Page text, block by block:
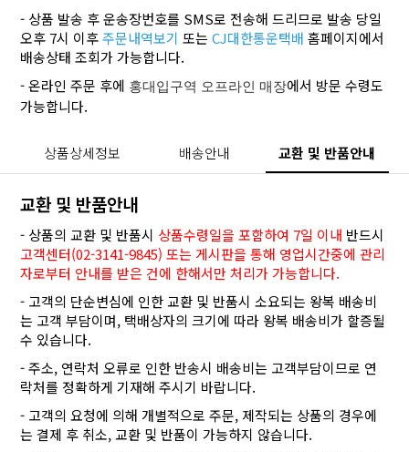
- 상품 발송 후 운송장번호를 SMS로 전송해 드리므로 발송 당일
오후 7시 이후주문내역보기 또는CJ대한통운택배 홈페이지에서
배송상태 조회가 가능합니다.
- 온라인 주문 후에 홍대입구역 오프라인 매장에서 방문 수령도
가능합니다.
상품상세정보 배송안내 교환 및 반품안내
교환 및 반품안내
- 상품의 교환 및 반품시 상품수령일을 포함하여 7일 이내 반드시
고객센터(02-3141-9845) 또는 게시판을 통해 영업시간중에 관리
자로부터 안내를 받은 건에 한해서만 처리가 가능합니다.
- 고객의 단순변심에 인한 교환 및 반품시 소요되는 왕복 배송비
는 고객 부담이며, 택배상자의 크기에 따라 왕복 배송비가 할증될
수 있습니다.
- 주소, 연락처 오류로 인한 반송시 배송비는 고객부담이므로 연
락처를 정확하게 기재해 주시기 바랍니다.
- 고객의 요청에 의해 개별적으로 주문, 제작되는 상품의 경우에
는 결제 후 취소, 교환 및 반품이 가능하지 않습니다.